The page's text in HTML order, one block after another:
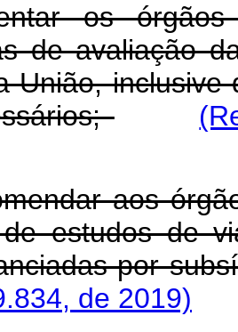
os órgãos
de avaliação
União,
aos
estudos de
por
de 2019)